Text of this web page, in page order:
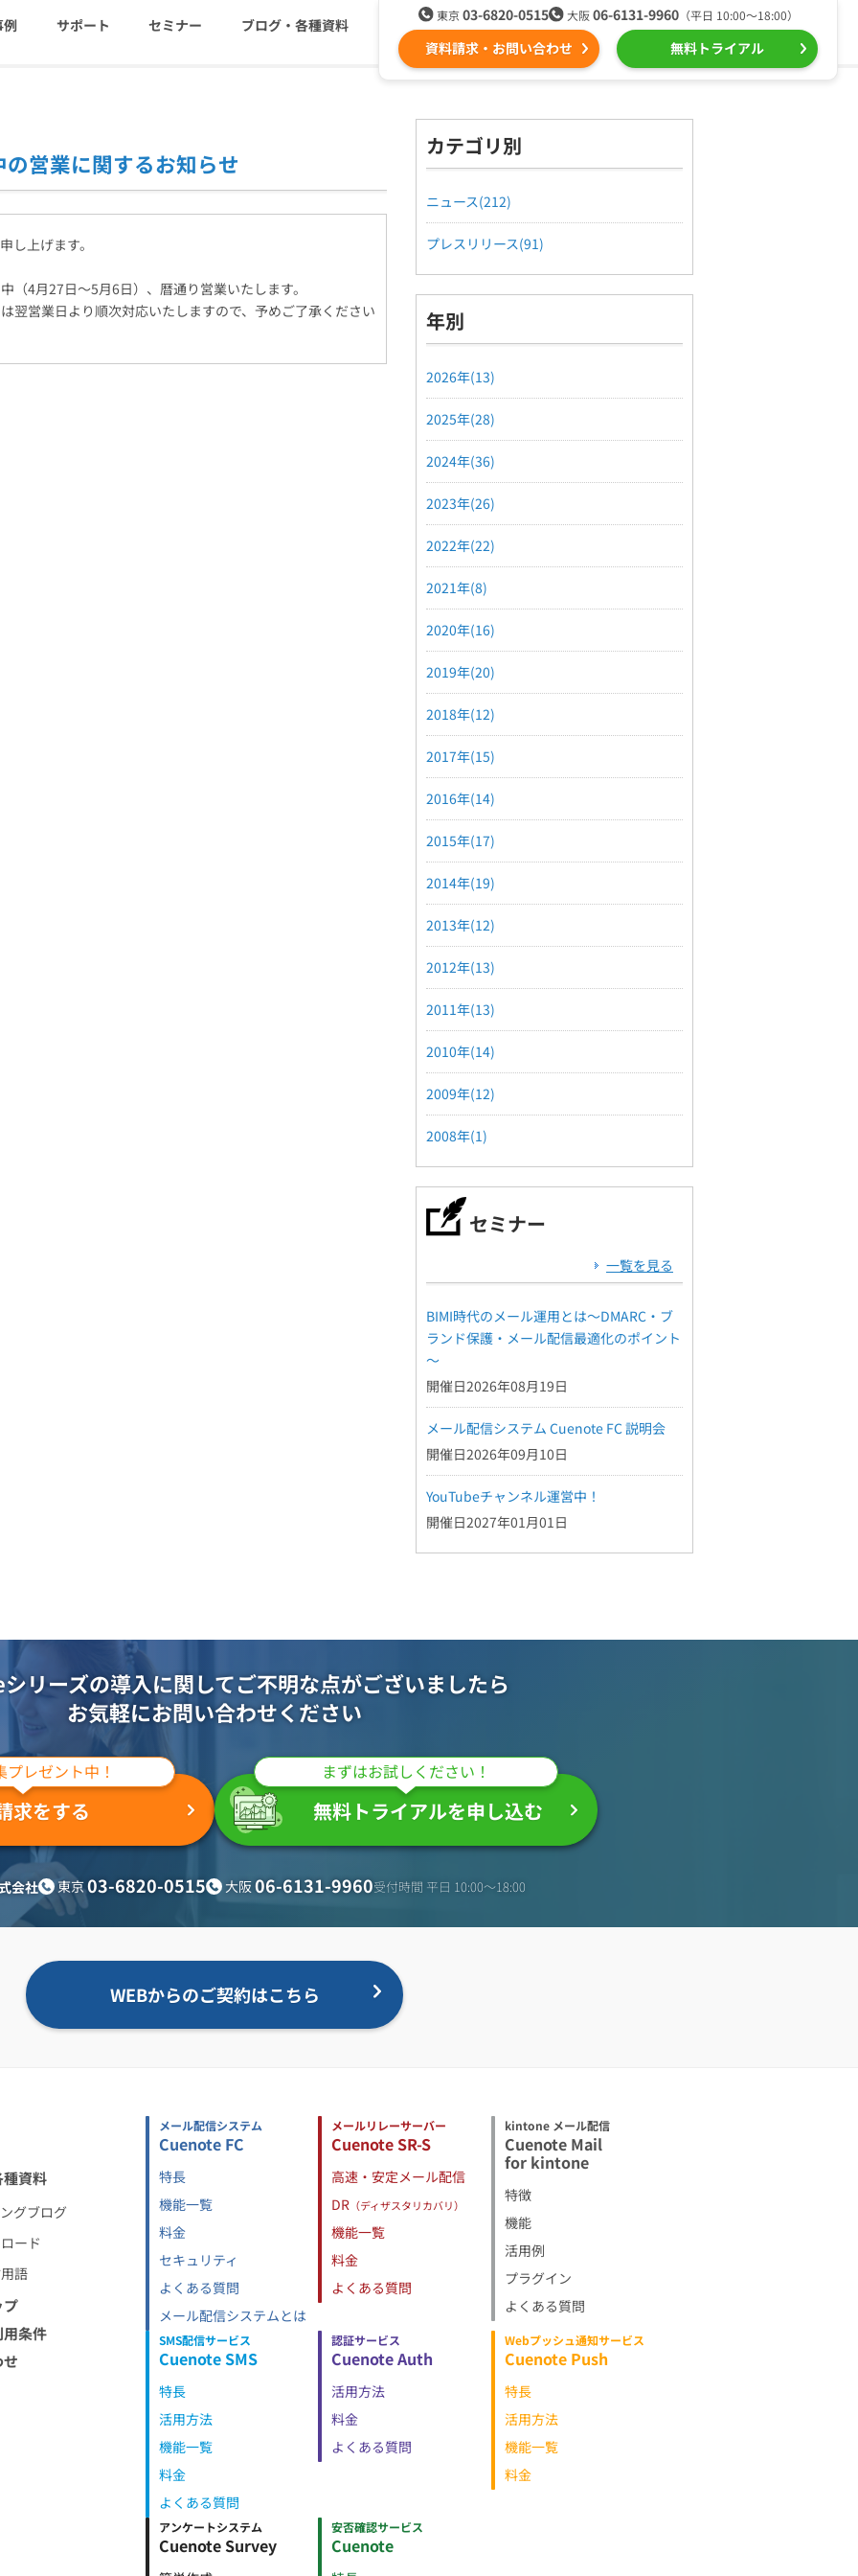
メールリレーサーバー kintone（キントーン）メール配信
SNSプロモーション支援事業
システム連携・効率化 セキュリティ対策
例 サポート セミナー ブログ・各種資料
資料請求・お問い合わせ 無料トライアル
東京 03-6820-0515 大阪 06-6131-9960（平日 10:00〜18:00）
営業に関するお知らせ
し上げます。
（4月27日～5月6日）、暦通り営業いたします。
翌営業日より順次対応いたしますので、予めご了承ください
カテゴリ別
ニュース(212)
プレスリリース(91)
年別
2026年(13)
2025年(28)
2024年(36)
2023年(26)
2022年(22)
2021年(8)
2020年(16)
2019年(20)
2018年(12)
2017年(15)
2016年(14)
2015年(17)
2014年(19)
2013年(12)
2012年(13)
2011年(13)
2010年(14)
2009年(12)
2008年(1)
セミナー
一覧を見る
BIMI時代のメール運用とは～DMARC・ブ
ランド保護・メール配信最適化のポイント
～
開催日2026年08月19日
メール配信システム Cuenote FC 説明会
開催日2026年09月10日
YouTubeチャンネル運営中！
開催日2027年01月01日
リーズの導入に関してご不明な点がございましたら
お気軽にお問い合わせください
レゼント中！
求をする
まずはお試しください！
無料トライアルを申し込む
会社 東京03-6820-0515 大阪06-6131-9960受付時間 平日 10:00〜18:00
WEBからのご契約はこちら
資料
グブログ
ード
語
プ
条件
メール配信システム
Cuenote FC
特長
機能一覧
料金
セキュリティ
よくある質問
メール配信システムとは
メールリレーサーバー
Cuenote SR-S
高速・安定メール配信
DR （ディザスタリカバリ）
機能一覧
料金
よくある質問
kintone メール配信
Cuenote Mail
for kintone
特徴
機能
活用例
プラグイン
よくある質問
SMS配信サービス
Cuenote SMS
特長
活用方法
機能一覧
料金
よくある質問
認証サービス
Cuenote Auth
活用方法
料金
よくある質問
Webプッシュ通知サービス
Cuenote Push
特長
活用方法
機能一覧
料金
アンケートシステム
Cuenote Survey
安否確認サービス
Cuenote